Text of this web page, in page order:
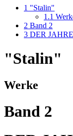
1 "Stalin"
1.1
2 Band 2
3 DER
"Stalin"
Werke
Band 2